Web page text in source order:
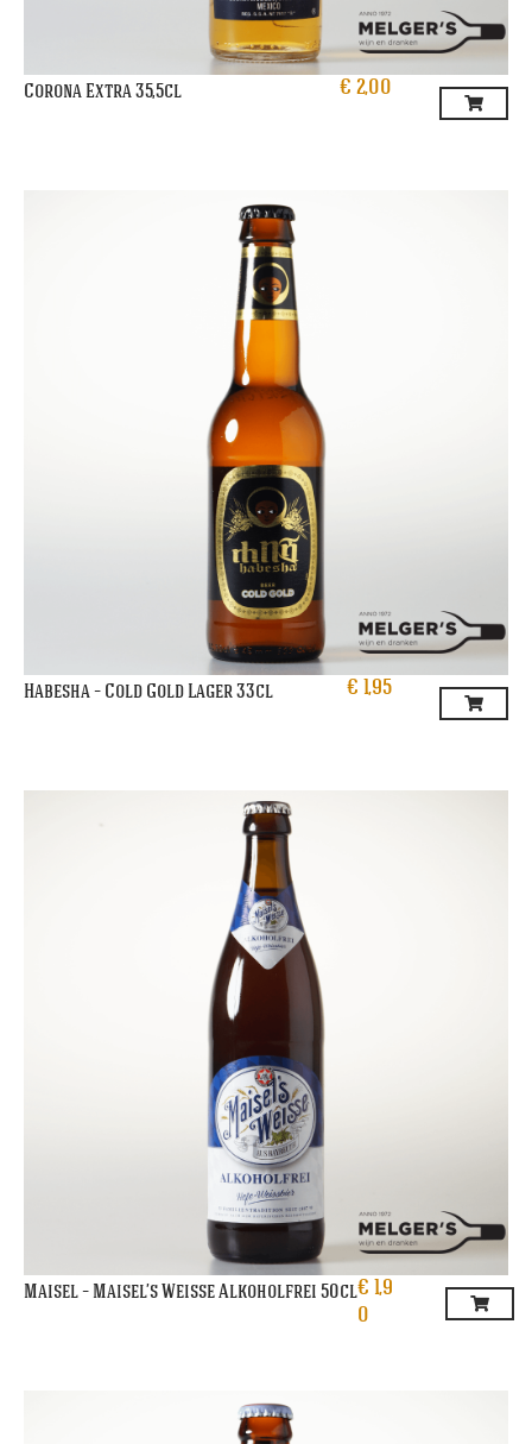
Corona Extra 35,5cl € 2,00
Habesha – Cold Gold Lager 33cl € 1,95
Maisel – Maisel’s Weisse Alkoholfrei 50cl€ 1,9
0